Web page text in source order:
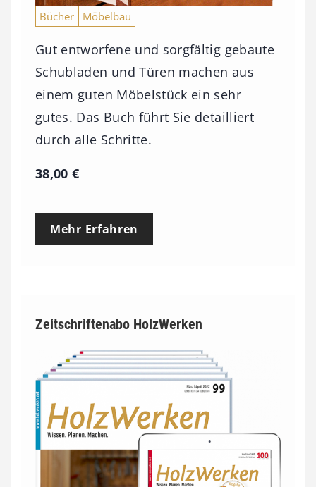
Bücher Möbelbau
Gut entworfene und sorgfältig gebaute
Schubladen und Türen machen aus
einem guten Möbelstück ein sehr
gutes. Das Buch führt Sie detailliert
durch alle Schritte.
38,00€
Mehr Erfahren
Zeitschriftenabo HolzWerken